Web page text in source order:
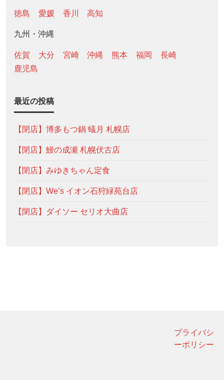
徳島 愛媛 香川 高知
九州・沖縄
佐賀 大分 宮崎 沖縄 熊本 福岡
長崎
鹿児島
最近の投稿
【閉店】博多もつ鍋 蟻月 札幌店
【閉店】鰻の成瀬 札幌伏古店
【閉店】みゆきちゃん定食
【閉店】We’s イオン石狩緑苑台店
【閉店】ダイソー セリオ大曲店
プライバシ
ーポリシー